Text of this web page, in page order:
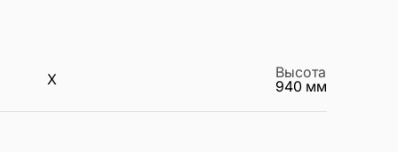
X
Высота
940 мм